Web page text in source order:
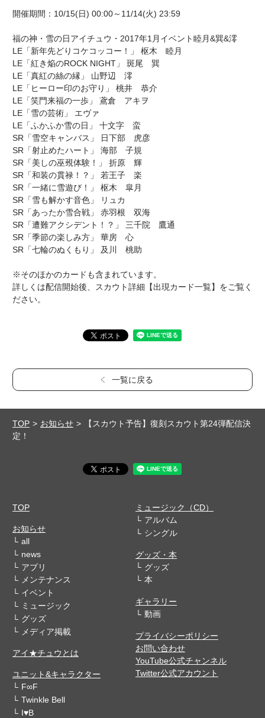
開催期間：10/15(日) 00:00～11/14(火) 23:59
福の神・雪の日アイチュウ・2017年1月イベント睦月&巽&澪
LE「新年先どりコケコッコー！」 枢木 睦月
LE「紅き焔のROCK NIGHT」 斑尾 巽
LE「真紅の絲の縁」 山野辺 澪
LE「ヒーロー印のお守り」 桃井 恭介
LE「笑門来福の一歩」 鳶倉 アキヲ
LE「雪の芸術」 エヴァ
LE「ふかふか雪の日」 十文字 蛮
SR「雪空キャンバス」 日下部 虎彦
SR「射止めたハート」 海部 子規
SR「美しの巫覡体験！」 折原 輝
SR「和装の貫禄！？」 若王子 楽
SR「一緒に雪遊び！」 枢木 皐月
SR「雪も解かす音色」 リュカ
SR「あったか雪合戦」 赤羽根 双海
SR「遭難アクシデント！？」 三千院 鷹通
SR「季節の楽しみ方」 華房 心
SR「七輪のぬくもり」 及川 桃助
※そのほかのカードも含まれています。
詳しくは配信開始後、スカウト詳細【出現カード一覧】をご覧く
ださい。
一覧に戻る
TOP お知らせ
【スカウト予告】復刻スカウト第24弾配信決
定！
TOP
お知らせ
all
news
アプリ
メンテナンス
イベント
ミュージック
グッズ
メディア掲載
アイ★チュウとは
ユニット&キャラクター
F∞F
Twinkle Bell
I♥B
ミュージック（CD）
アルバム
シングル
グッズ・本
グッズ
本
ギャラリー
動画
プライバシーポリシー
お問い合わせ
YouTube公式チャンネル
Twitter公式アカウント